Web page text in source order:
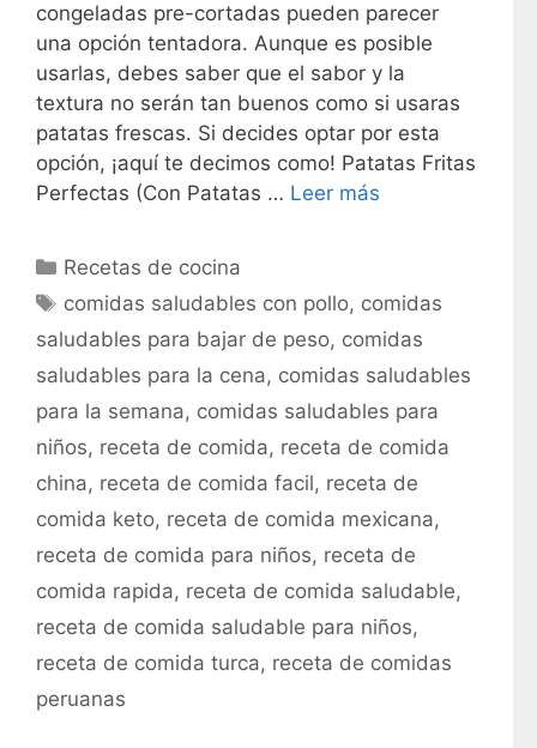
congeladas pre-cortadas pueden parecer
una opción tentadora. Aunque es posible
usarlas, debes saber que el sabor y la
textura no serán tan buenos como si usaras
patatas frescas. Si decides optar por esta
opción, ¡aquí te decimos como! Patatas Fritas
Perfectas (Con Patatas … Leer más
C
a
e
g
o
r
í
s
Recetas de cocina
E
t
q
u
e
t
a
comidas saludables con pollo, comidas
saludables para bajar de peso, comidas
saludables para la cena, comidas saludables
para la semana, comidas saludables para
niños, receta de comida, receta de comida
china, receta de comida facil, receta de
comida keto, receta de comida mexicana,
receta de comida para niños, receta de
comida rapida, receta de comida saludable,
receta de comida saludable para niños,
receta de comida turca, receta de comidas
peruanas